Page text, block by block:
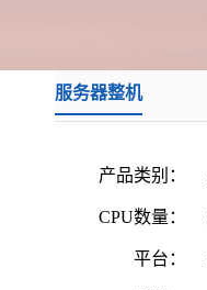
服务器整机
产品类别：
CPU数量：
平台：